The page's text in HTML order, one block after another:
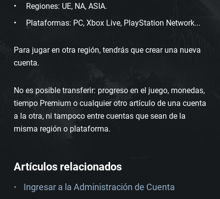
Regiones: UE, NA, ASIA.
Plataformas: PC, Xbox Live, PlayStation Network...
Para jugar en otra región, tendrás que crear una nueva
cuenta.
No es posible transferir: progreso en el juego, monedas,
tiempo Premium o cualquier otro artículo de una cuenta
a la otra, ni tampoco entre cuentas que sean de la
misma región o plataforma.
Artículos relacionados
Ingresar a la Administración de Cuenta